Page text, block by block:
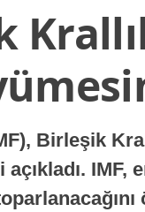
Birleşik